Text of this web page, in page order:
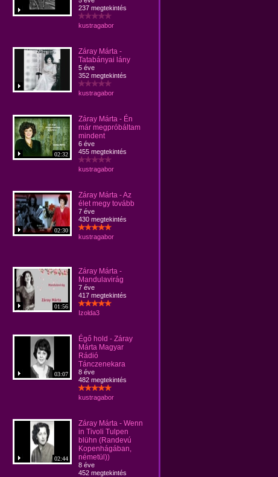
237 megtekintés
kustragabor
Záray Márta -
Tatabányai lány
5 éve
352 megtekintés
kustragabor
02:32
Záray Márta - Én
már megpróbáltam
mindent
6 éve
455 megtekintés
kustragabor
02:30
Záray Márta - Az
élet megy tovább
7 éve
430 megtekintés
kustragabor
01:56
Záray Márta -
Mandulavirág
7 éve
417 megtekintés
Izolda3
03:07
Égő hold - Záray
Márta Magyar
Rádió
Tánczenekara
8 éve
482 megtekintés
kustragabor
02:44
Záray Márta - Wenn
in Tivoli Tulpen
blühn (Randevú
Kopenhágában,
németül))
8 éve
452 megtekintés